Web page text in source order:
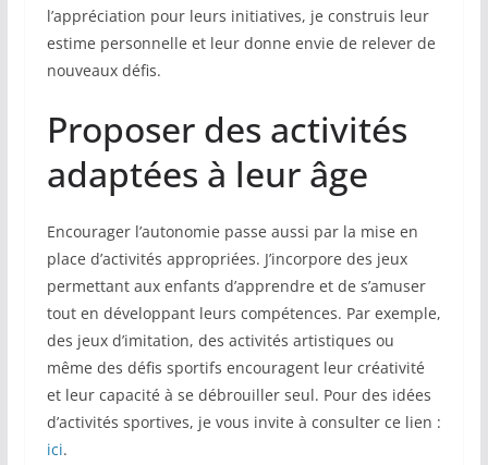
l’appréciation pour leurs initiatives, je construis leur
estime personnelle et leur donne envie de relever de
nouveaux défis.
Proposer des activités
adaptées à leur âge
Encourager l’autonomie passe aussi par la mise en
place d’activités appropriées. J’incorpore des jeux
permettant aux enfants d’apprendre et de s’amuser
tout en développant leurs compétences. Par exemple,
des jeux d’imitation, des activités artistiques ou
même des défis sportifs encouragent leur créativité
et leur capacité à se débrouiller seul. Pour des idées
d’activités sportives, je vous invite à consulter ce lien :
ici.